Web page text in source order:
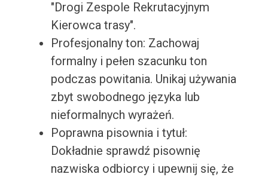
"Drogi Zespole Rekrutacyjnym
Kierowca trasy".
Profesjonalny ton: Zachowaj
formalny i pełen szacunku ton
podczas powitania. Unikaj używania
zbyt swobodnego języka lub
nieformalnych wyrażeń.
Poprawna pisownia i tytuł:
Dokładnie sprawdź pisownię
nazwiska odbiorcy i upewnij się, że